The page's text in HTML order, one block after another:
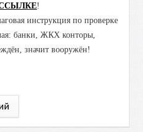
!
инструкция по проверке
банки, ЖКХ конторы,
значит вооружён!